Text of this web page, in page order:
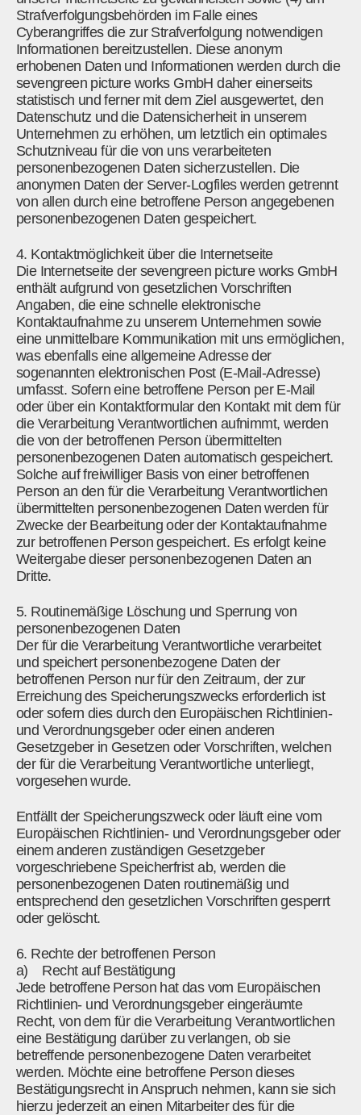
Strafverfolgungsbehörden im Falle eines
Cyberangriffes die zur Strafverfolgung notwendigen
Informationen bereitzustellen. Diese anonym
erhobenen Daten und Informationen werden durch die
sevengreen picture works GmbH daher einerseits
statistisch und ferner mit dem Ziel ausgewertet, den
Datenschutz und die Datensicherheit in unserem
Unternehmen zu erhöhen, um letztlich ein optimales
Schutzniveau für die von uns verarbeiteten
personenbezogenen Daten sicherzustellen. Die
anonymen Daten der Server-Logfiles werden getrennt
von allen durch eine betroffene Person angegebenen
personenbezogenen Daten gespeichert.
4. Kontaktmöglichkeit über die Internetseite
Die Internetseite der sevengreen picture works GmbH
enthält aufgrund von gesetzlichen Vorschriften
Angaben, die eine schnelle elektronische
Kontaktaufnahme zu unserem Unternehmen sowie
eine unmittelbare Kommunikation mit uns ermöglichen,
was ebenfalls eine allgemeine Adresse der
sogenannten elektronischen Post (E-Mail-Adresse)
umfasst. Sofern eine betroffene Person per E-Mail
oder über ein Kontaktformular den Kontakt mit dem für
die Verarbeitung Verantwortlichen aufnimmt, werden
die von der betroffenen Person übermittelten
personenbezogenen Daten automatisch gespeichert.
Solche auf freiwilliger Basis von einer betroffenen
Person an den für die Verarbeitung Verantwortlichen
übermittelten personenbezogenen Daten werden für
Zwecke der Bearbeitung oder der Kontaktaufnahme
zur betroffenen Person gespeichert. Es erfolgt keine
Weitergabe dieser personenbezogenen Daten an
Dritte.
5. Routinemäßige Löschung und Sperrung von
personenbezogenen Daten
Der für die Verarbeitung Verantwortliche verarbeitet
und speichert personenbezogene Daten der
betroffenen Person nur für den Zeitraum, der zur
Erreichung des Speicherungszwecks erforderlich ist
oder sofern dies durch den Europäischen Richtlinien-
und Verordnungsgeber oder einen anderen
Gesetzgeber in Gesetzen oder Vorschriften, welchen
der für die Verarbeitung Verantwortliche unterliegt,
vorgesehen wurde.
Entfällt der Speicherungszweck oder läuft eine vom
Europäischen Richtlinien- und Verordnungsgeber oder
einem anderen zuständigen Gesetzgeber
vorgeschriebene Speicherfrist ab, werden die
personenbezogenen Daten routinemäßig und
entsprechend den gesetzlichen Vorschriften gesperrt
oder gelöscht.
6. Rechte der betroffenen Person
a) Recht auf Bestätigung
Jede betroffene Person hat das vom Europäischen
Richtlinien- und Verordnungsgeber eingeräumte
Recht, von dem für die Verarbeitung Verantwortlichen
eine Bestätigung darüber zu verlangen, ob sie
betreffende personenbezogene Daten verarbeitet
werden. Möchte eine betroffene Person dieses
Bestätigungsrecht in Anspruch nehmen, kann sie sich
hierzu jederzeit an einen Mitarbeiter des für die